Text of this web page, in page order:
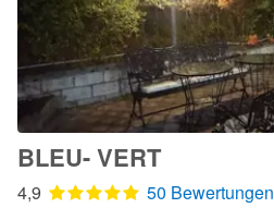
BLEU- VERT
4,9
50 Bewertungen